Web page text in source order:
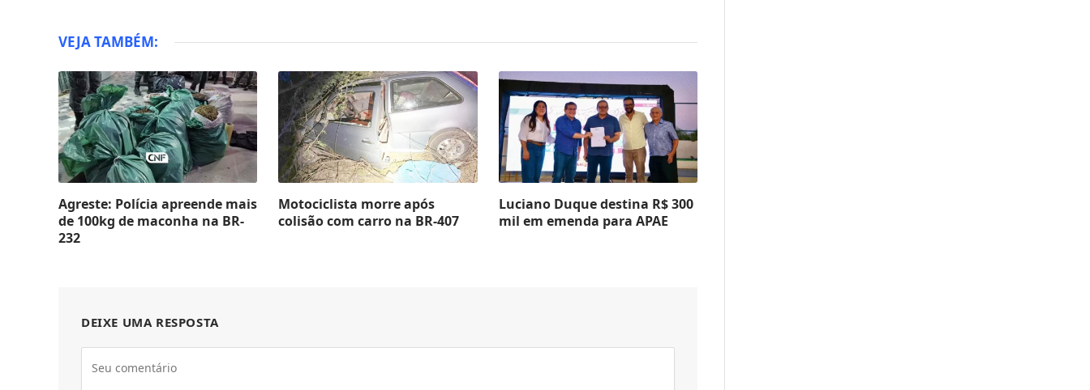
VEJA TAMBÉM:
Agreste: Polícia apreende mais
de 100kg de maconha na BR-
232
Motociclista morre após
colisão com carro na BR-407
Luciano Duque destina R$ 300
mil em emenda para APAE
DEIXE UMA RESPOSTA